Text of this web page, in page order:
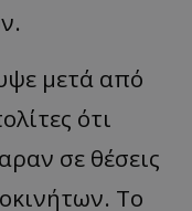
μετά από
ότι
σε θέσεις
Το